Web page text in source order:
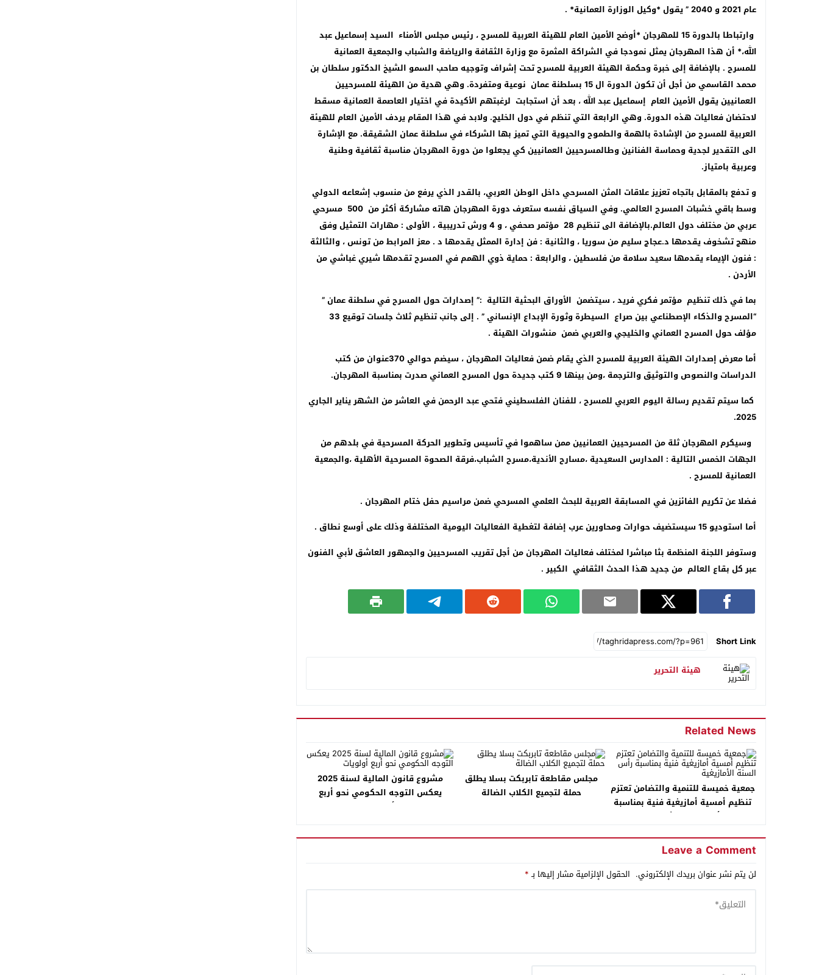
عام 2021 و 2040 ” يقول *وكيل الوزارة العمانية* .
وارتباطا بالدورة 15 للمهرجان *أوضح الأمين العام للهيئة العربية للمسرح ، رئيس مجلس الأمناء السيد إسماعيل عبد
الله،* أن هذا المهرجان يمثل نمودجا في الشراكة المثمرة مع وزارة الثقافة والرياضة والشباب والجمعية العمانية
للمسرح . بالإضافة إلى خبرة وحكمة الهيئة العربية للمسرح تحت إشراف وتوجيه صاحب السمو الشيخ الدكتور سلطان بن
محمد القاسمي من أجل أن تكون الدورة ال 15 بسلطنة عمان نوعية ومتفردة. وهي هدية من الهيئة للمسرحيين
العمانيين يقول الأمين العام إسماعيل عبد الله ، بعد أن استجابت لرغبتهم الأكيدة في اختيار العاصمة العمانية مسقط
لاحتضان فعاليات هذه الدورة. وهي الرابعة التي تنظم في دول الخليج. ولابد في هذا المقام يردف الأمين العام للهيئة
العربية للمسرح من الإشادة بالهمة والطموح والحيوية التي تميز بها الشركاء في سلطنة عمان الشقيقة. مع الإشارة
الى التقدير لجدية وحماسة الفنانين وطالمسرحيين العمانيين كي يجعلوا من دورة المهرجان مناسبة ثقافية وطنية
وعربية بامتياز.
و تدفع بالمقابل باتجاه تعزيز علاقات المثن المسرحي داخل الوطن العربي، بالقدر الذي يرفع من منسوب إشعاعه الدولي
وسط باقي خشبات المسرح العالمي. وفي السياق نفسه ستعرف دورة المهرجان هاته مشاركة أكثر من 500 مسرحي
عربي من مختلف دول العالم.بالإضافة الى تنظيم 28 مؤتمر صحفي ، و 4 ورش تدريبية ، الأولى : مهارات التمثيل وفق
منهج تشخوف يقدمها د.عجاج سليم من سوريا ، والثانية : فن إدارة الممثل يقدمها د . معز المرابط من تونس ، والثالثة
: فنون الإيماء يقدمها سعيد سلامة من فلسطين ، والرابعة : حماية ذوي الهمم في المسرح تقدمها شيري غباشي من
الأردن .
بما في ذلك تنظيم مؤتمر فكري فريد ، سيتضمن الأوراق البحثية التالية :” إصدارات حول المسرح في سلطنة عمان ”
“المسرح والذكاء الإصطناعي بين صراع السيطرة وثورة الإبداع الإنساني ” . إلى جانب تنظيم ثلاث جلسات توقيع 33
مؤلف حول المسرح العماني والخليجي والعربي ضمن منشورات الهيئة .
أما معرض إصدارات الهيئة العربية للمسرح الذي يقام ضمن فعاليات المهرجان ، سيضم حوالي 370عنوان من كتب
الدراسات والنصوص والتوثيق والترجمة ،ومن بينها 9 كتب جديدة حول المسرح العماني صدرت بمناسبة المهرجان.
كما سيتم تقديم رسالة اليوم العربي للمسرح ، للفنان الفلسطيني فتحي عبد الرحمن في العاشر من الشهر يناير الجاري
2025.
وسيكرم المهرجان ثلة من المسرحيين العمانيين ممن ساهموا في تأسيس وتطوير الحركة المسرحية في بلدهم من
الجهات الخمس التالية : المدارس السعيدية ،مسارح الأندية،مسرح الشباب،فرقة الصحوة المسرحية الأهلية ،والجمعية
العمانية للمسرح .
فضلا عن تكريم الفائزين في المسابقة العربية للبحث العلمي المسرحي ضمن مراسيم حفل ختام المهرجان .
أما استوديو 15 سيستضيف حوارات ومحاورين عرب إضافة لتغطية الفعاليات اليومية المختلفة وذلك على أوسع نطاق .
وستوفر اللجنة المنظمة بثا مباشرا لمختلف فعاليات المهرجان من أجل تقريب المسرحيين والجمهور العاشق لأبي الفنون
عبر كل بقاع العالم من جديد هذا الحدث الثقافي الكبير .
Short Link
هيئة التحرير
Related News
جمعية خميسة للتنمية والتضامن تعتزم
تنظيم أمسية أمازيغية فنية بمناسبة
رأس السنة الأمازيغية
مجلس مقاطعة تابربكت بسلا يطلق
حملة لتجميع الكلاب الضالة
مشروع قانون المالية لسنة 2025
يعكس التوجه الحكومي نحو أربع
أولويات
Leave a Comment
لن يتم نشر عنوان بريدك الإلكتروني. الحقول الإلزامية مشار إليها بـ*